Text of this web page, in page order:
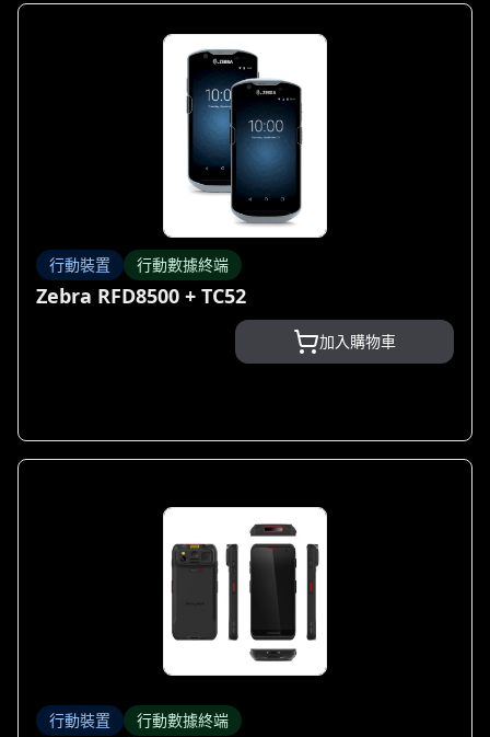
行動裝置 行動數據終端
Zebra RFD8500 + TC52
加入購物車
行動裝置 行動數據終端